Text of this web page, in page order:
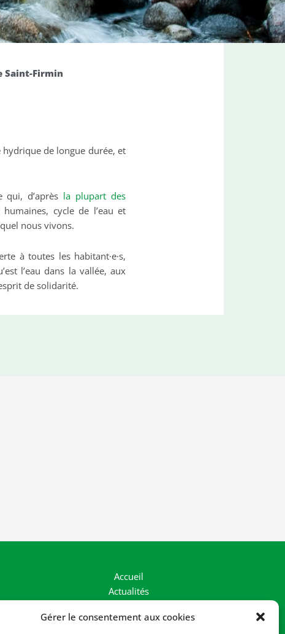
Gérer le consentement aux cookies
Saint-Firmin
hydrique de longue durée, et
d’après la plupart des
cycle de l’eau et
nous vivons.
à toutes les habitant·e·s,
l’eau dans la vallée, aux
de solidarité.
Accueil
Actualités
Nos Actions